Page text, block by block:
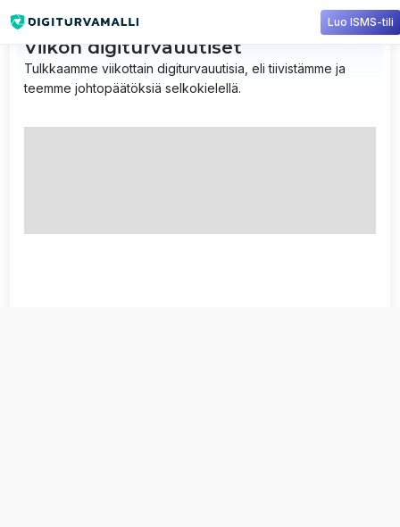
Viikon digiturvauutiset
Tulkkaamme viikottain digiturvauutisia, eli tiivistämme ja
teemme johtopäätöksiä selkokielellä.
Luo ISMS-tili